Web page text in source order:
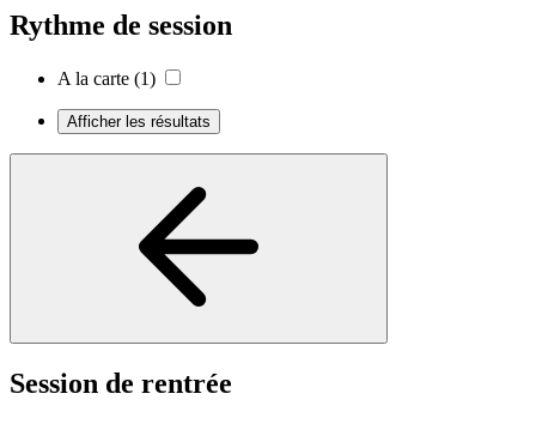
Rythme de session
A la carte (1)
Afficher les résultats
Session de rentrée